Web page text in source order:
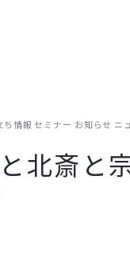
ち情報セミナー お知らせ ニ
北斎と